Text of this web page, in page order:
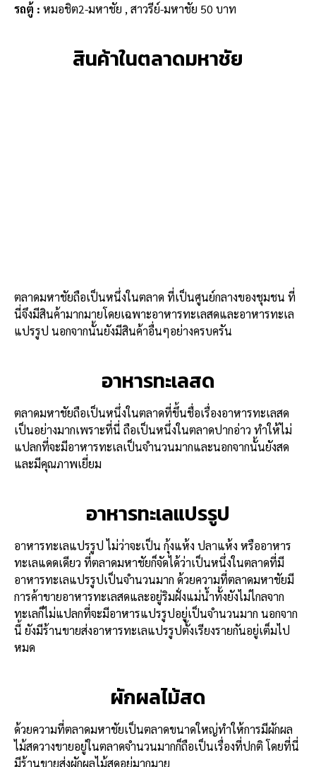
รถตู้ : หมอชิต2-มหาชัย , สาวรีย์-มหาชัย 50 บาท
สินค้าในตลาดมหาชัย
ตลาดมหาชัยถือเป็นหนึ่งในตลาด ที่เป็นศูนย์กลางของชุมชน ที่
นี่จึงมีสินค้ามากมายโดยเฉพาะอาหารทะเลสดและอาหารทะเล
แปรรูป นอกจากนั้นยังมีสินค้าอื่นๆอย่างครบครัน
อาหารทะเลสด
ตลาดมหาชัยถือเป็นหนึ่งในตลาดที่ขึ้นชื่อเรื่องอาหารทะเลสด
เป็นอย่างมากเพราะที่นี่ ถือเป็นหนึ่งในตลาดปากอ่าว ทำให้ไม่
แปลกที่จะมีอาหารทะเลเป็นจำนวนมากและนอกจากนั้นยังสด
และมีคุณภาพเยี่ยม
อาหารทะเลแปรรูป
อาหารทะเลแปรรูป ไม่ว่าจะเป็น กุ้งแห้ง ปลาแห้ง หรืออาหาร
ทะเลแดดเดียว ที่ตลาดมหาชัยก็จัดได้ว่าเป็นหนึ่งในตลาดที่มี
อาหารทะเลแปรรูปเป็นจำนวนมาก ด้วยความที่ตลาดมหาชัยมี
การค้าขายอาหารทะเลสดและอยู่ริมฝั่งแม่น้ำทั้งยังไม่ไกลจาก
ทะเลก็ไม่แปลกที่จะมีอาหารแปรรูปอยู่เป็นจำนวนมาก นอกจาก
นี้ ยังมีร้านขายส่งอาหารทะเลแปรรูปตั้งเรียงรายกันอยู่เต็มไป
หมด
ผักผลไม้สด
ด้วยความที่ตลาดมหาชัยเป็นตลาดขนาดใหญ่ทำให้การมีผักผล
ไม้สดวางขายอยู่ในตลาดจำนวนมากก็ถือเป็นเรื่องที่ปกติ โดยที่นี่
มีร้านขายส่งผักผลไม้สดอยู่มากมาย